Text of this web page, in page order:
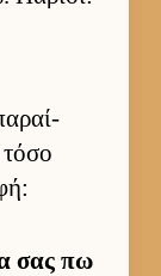
σας πω